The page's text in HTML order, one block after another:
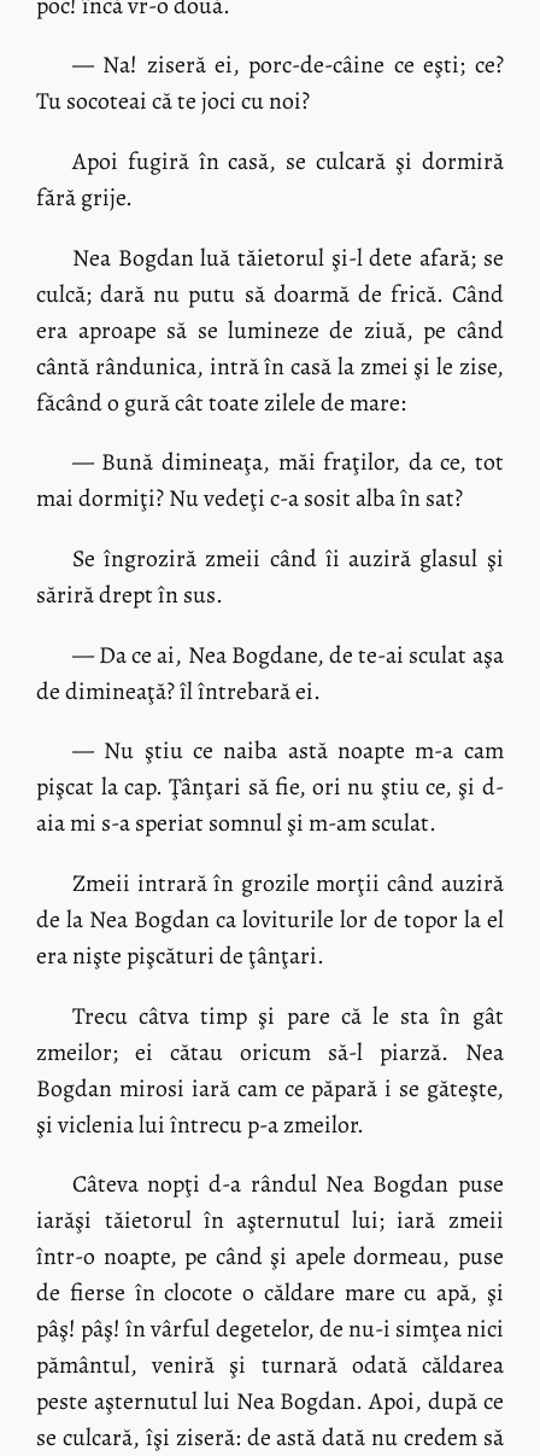
— Na! ziseră ei, porc-de-câine ce eşti; ce?
Tu socoteai că te joci cu noi?
Apoi fugiră în casă, se culcară şi dormiră
fără grije.
Nea Bogdan luă tăietorul şi-l dete afară; se
culcă; dară nu putu să doarmă de frică. Când
era aproape să se lumineze de ziuă, pe când
cântă rândunica, intră în casă la zmei şi le zise,
făcând o gură cât toate zilele de mare:
— Bună dimineaţa, măi fraţilor, da ce, tot
mai dormiţi? Nu vedeţi c-a sosit alba în sat?
Se îngroziră zmeii când îi auziră glasul şi
săriră drept în sus.
— Da ce ai, Nea Bogdane, de te-ai sculat aşa
de dimineaţă? îl întrebară ei.
— Nu ştiu ce naiba astă noapte m-a cam
pişcat la cap. Ţânţari să fie, ori nu ştiu ce, şi d-
aia mi s-a speriat somnul şi m-am sculat.
Zmeii intrară în grozile morţii când auziră
de la Nea Bogdan ca loviturile lor de topor la el
era nişte pişcături de ţânţari.
Trecu câtva timp şi pare că le sta în gât
zmeilor; ei cătau oricum să-l piarză. Nea
Bogdan mirosi iară cam ce păpară i se găteşte,
şi viclenia lui întrecu p-a zmeilor.
Câteva nopţi d-a rândul Nea Bogdan puse
iarăşi tăietorul în aşternutul lui; iară zmeii
într-o noapte, pe când şi apele dormeau, puse
de fierse în clocote o căldare mare cu apă, şi
pâş! pâş! în vârful degetelor, de nu-i simţea nici
pământul, veniră şi turnară odată căldarea
peste aşternutul lui Nea Bogdan. Apoi, după ce
se culcară, îşi ziseră: de astă dată nu credem să